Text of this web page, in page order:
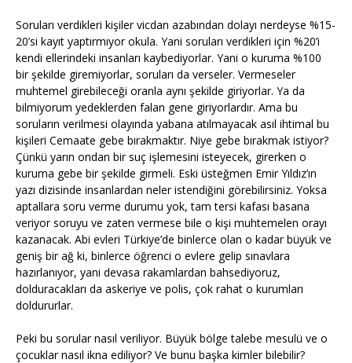
Soruları verdikleri kişiler vicdan azabından dolayı nerdeyse %15-
20’si kayıt yaptırmıyor okula. Yani soruları verdikleri için %20’i
kendi ellerindeki insanları kaybediyorlar. Yani o kuruma %100
bir şekilde giremiyorlar, soruları da verseler. Vermeseler
muhtemel girebileceği oranla aynı şekilde giriyorlar. Ya da
bilmiyorum yedeklerden falan gene giriyorlardır. Ama bu
soruların verilmesi olayında yabana atılmayacak asıl ihtimal bu
kişileri Cemaate gebe bırakmaktır. Niye gebe bırakmak istiyor?
Çünkü yarın ondan bir suç işlemesini isteyecek, girerken o
kuruma gebe bir şekilde girmeli. Eski üsteğmen Emir Yıldız’ın
yazı dizisinde insanlardan neler istendiğini görebilirsiniz. Yoksa
aptallara soru verme durumu yok, tam tersi kafası basana
veriyor soruyu ve zaten vermese bile o kişi muhtemelen orayı
kazanacak. Abi evleri Türkiye’de binlerce olan o kadar büyük ve
geniş bir ağ ki, binlerce öğrenci o evlere gelip sınavlara
hazırlanıyor, yani devasa rakamlardan bahsediyoruz,
dolduracakları da askeriye ve polis, çok rahat o kurumları
doldururlar.
Peki bu sorular nasıl veriliyor. Büyük bölge talebe mesulü ve o
çocuklar nasıl ikna ediliyor? Ve bunu başka kimler bilebilir?